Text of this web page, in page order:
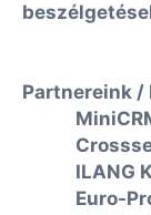
Partnereink /
Crosssec
ILANG
Euro-